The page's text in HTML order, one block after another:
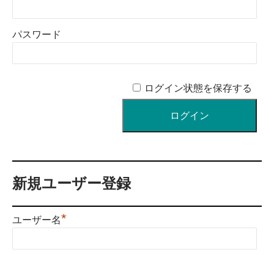
パスワード
ログイン状態を保存する
新規ユーザー登録
ユーザー名*